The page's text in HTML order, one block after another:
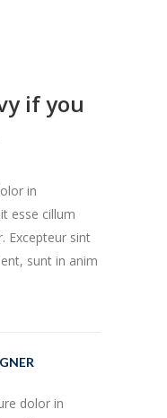
if you
in
esse cillum
Excepteur sint
sunt in anim
dolor in